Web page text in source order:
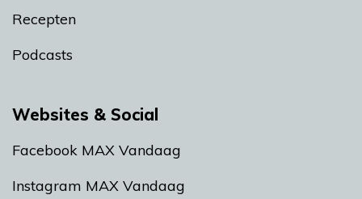
Recepten
Podcasts
Websites & Social
Facebook MAX Vandaag
Instagram MAX Vandaag